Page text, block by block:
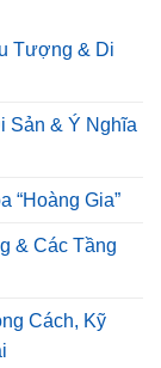
Tượng & Di
Sản & Ý Nghĩa
“Hoàng Gia”
& Các Tầng
Cách, Kỹ